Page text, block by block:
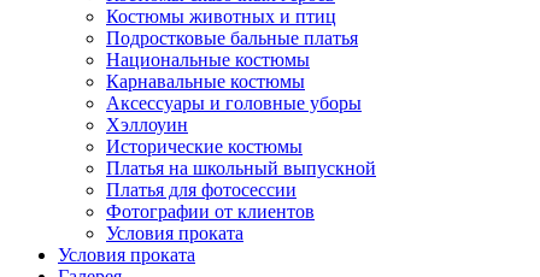
Костюмы животных и птиц
Подростковые бальные платья
Национальные костюмы
Карнавальные костюмы
Аксессуары и головные уборы
Хэллоуин
Исторические костюмы
Платья на школьный выпускной
Платья для фотосессии
Фотографии от клиентов
Условия проката
Условия проката